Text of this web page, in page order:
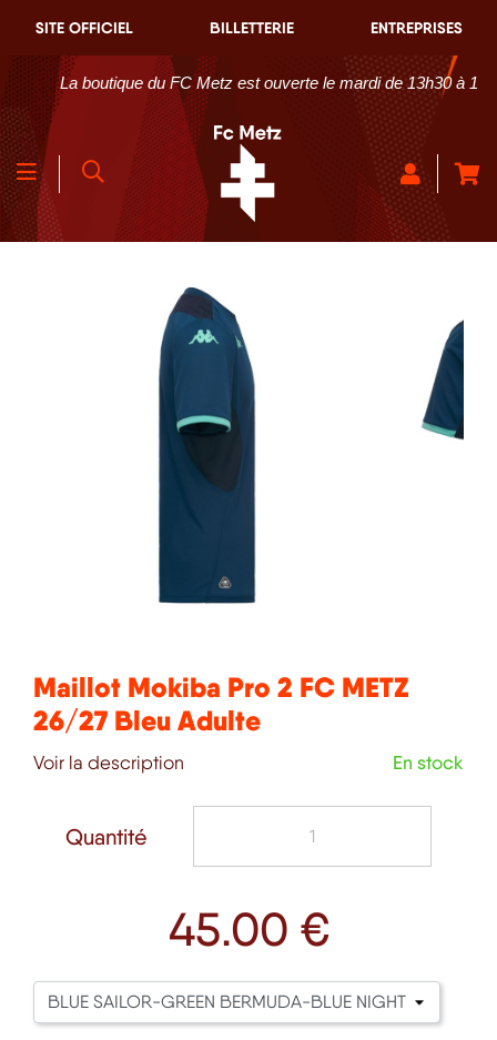
SITE OFFICIEL BILLETTERIE ENTREPRISES
La boutique du FC Metz est ouverte le mardi de 13h30 à 18h30
Maillot Mokiba Pro 2 FC METZ
26/27 Bleu Adulte
Voir la description En stock
Quantité
45.00 €